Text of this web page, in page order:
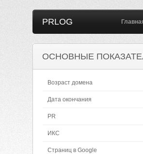
PRLOG
ОСНОВНЫЕ
Возраст домена
Дата окончания
PR
ИКС
Страниц в Google